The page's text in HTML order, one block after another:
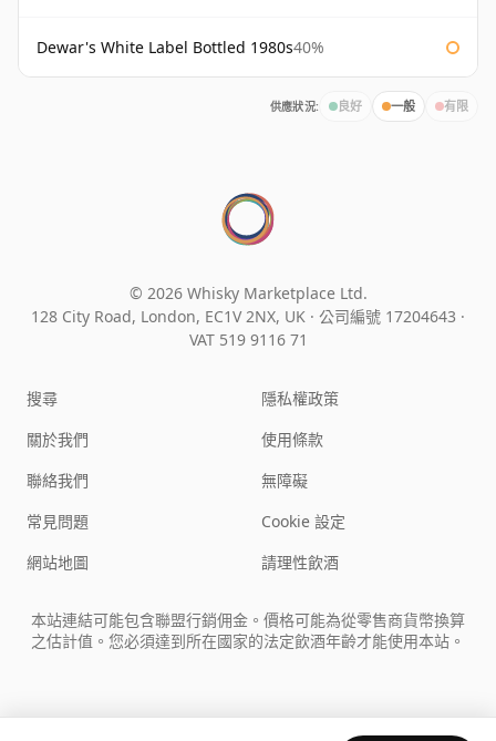
Dewar's White Label Bottled 1980s40%
供應狀況: 良好 一般 有限
© 2026 Whisky Marketplace Ltd.
128 City Road, London, EC1V 2NX, UK · 公司編號 17204643 ·
VAT 519 9116 71
搜尋
關於我們
聯絡我們
常見問題
網站地圖
隱私權政策
使用條款
無障礙
Cookie 設定
請理性飲酒
本站連結可能包含聯盟行銷佣金。價格可能為從零售商貨幣換算
之估計值。您必須達到所在國家的法定飲酒年齡才能使用本站。